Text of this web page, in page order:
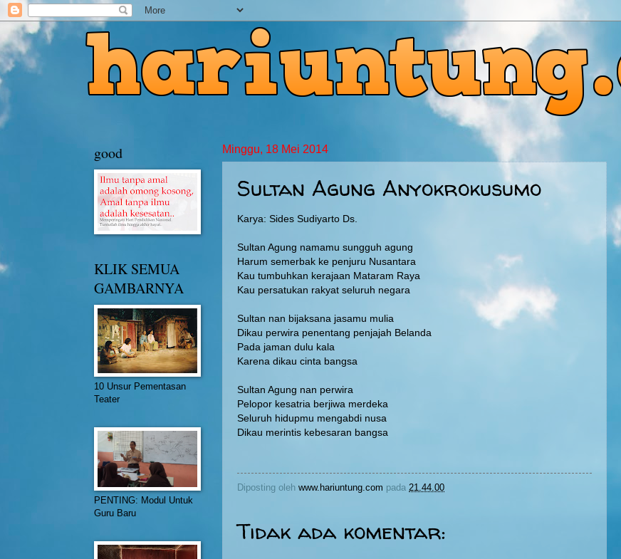
Minggu, 18 Mei 2014
Sultan Agung Anyokrokusumo
Karya: Sides Sudiyarto Ds.
Sultan Agung namamu sungguh agung
Harum semerbak ke penjuru Nusantara
Kau tumbuhkan kerajaan Mataram Raya
Kau persatukan rakyat seluruh negara
Sultan nan bijaksana jasamu mulia
Dikau perwira penentang penjajah Belanda
Pada jaman dulu kala
Karena dikau cinta bangsa
Sultan Agung nan perwira
Pelopor kesatria berjiwa merdeka
Seluruh hidupmu mengabdi nusa
Dikau merintis kebesaran bangsa
Diposting oleh www.hariuntung.com pada 21.44.00
Tidak ada komentar:
good
KLIK SEMUA
GAMBARNYA
10 Unsur Pementasan
Teater
PENTING: Modul Untuk
Guru Baru